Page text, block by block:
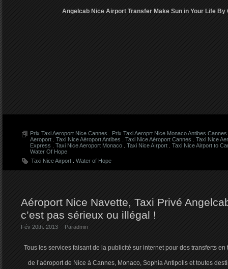
Angelcab Nice Airport Transfer Make Sun in Your Life By
Prix Taxi Aeroport Nice Cannes
Prix Taxi Aeroprt Nice Monaco Antibes
Aeroport
Taxi Nice Aéroport Antibes Taxi Nice Aéroport Cannes
Taxi Nice
Express
Taxi Nice Aeroport Monaco Taxi Nice AIrport
Taxi Nice Airport to
Water Of Hope
Taxi Nice Airport
Water of Hope
Aéroport Nice Navette, Taxi Privé
c’est pas sérieux ou illégal !
Fév 20th. 2013 Paradmin
Tous les services faisant de la publicité sur internet pour des transferts
de l’aéroport de Nice à Cannes, Monaco, Sophia Antipolis et toutes